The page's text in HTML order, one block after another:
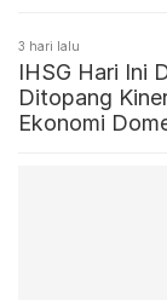
3 hari lalu
IHSG Hari Ini
Ditopang
Ekonomi